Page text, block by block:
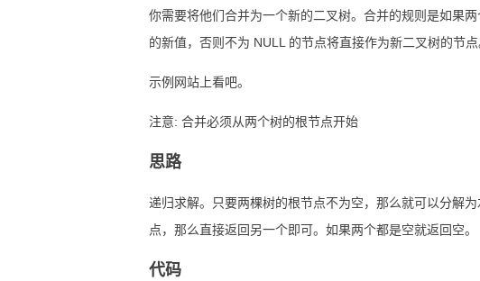
你需要将他们合并为一个新的二叉树。合并的规则是如果
的新值，否则不为 NULL 的节点将直接作为新二叉树的节点
示例网站上看吧。
注意: 合并必须从两个树的根节点开始
思路
递归求解。只要两棵树的根节点不为空，那么就可以分解
点，那么直接返回另一个即可。如果两个都是空就返回空。
代码